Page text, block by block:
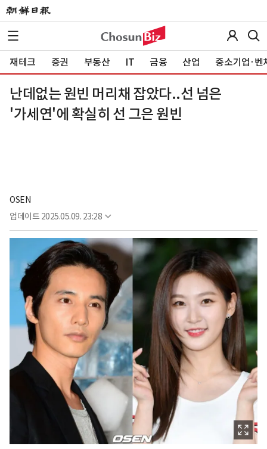
재테크 증권 부동산 IT 금융 산업 중소기업·벤
난데없는 원빈 머리채 잡았다..선 넘은
'가세연'에 확실히 선 그은 원빈
OSEN
업데이트 2025.05.09. 23:28